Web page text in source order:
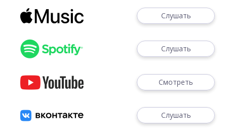
Слушать
Слушать
Смотреть
Слушать